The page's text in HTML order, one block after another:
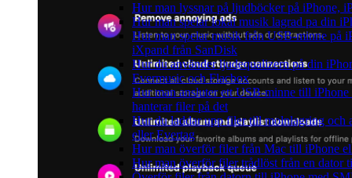
Hur man lyssnar på ljudböcker på iPhone,
Hur man spelar lokal musik lagrad pa din
Hur man spelar musik från USB-minne på
iXpand från SanDisk
Hur du använder ljudequalizern på din
Evermusic och Flacbox
Hur man ansluter ett USB-minne till
hanterar filer på det
Hur du laddar upp filer till molnlagring och
eller Evertag
Hur man överför filer från Mac till iPhone
Hur man överför filer trådlöst från en dator